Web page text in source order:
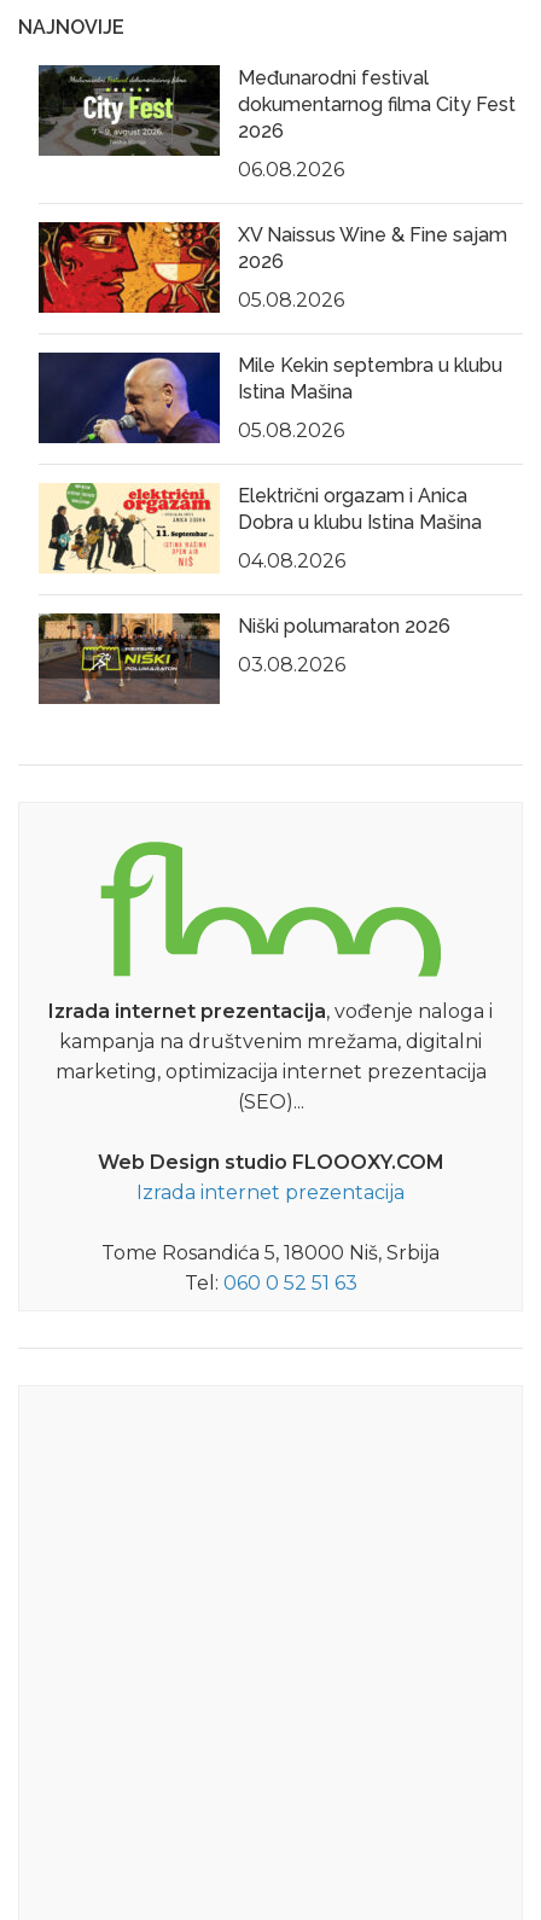
NAJNOVIJE
Međunarodni festival
dokumentarnog filma City Fest
2026
06.08.2026
XV Naissus Wine & Fine sajam
2026
05.08.2026
Mile Kekin septembra u klubu
Istina Mašina
05.08.2026
Električni orgazam i Anica
Dobra u klubu Istina Mašina
04.08.2026
Niški polumaraton 2026
03.08.2026
Izrada internet prezentacija, vođenje naloga i
kampanja na društvenim mrežama, digitalni
marketing, optimizacija internet prezentacija
(SEO)...
Web Design studio FLOOOXY.COM
Izrada internet prezentacija
Tome Rosandića 5, 18000 Niš, Srbija
Tel: 060 0 52 51 63